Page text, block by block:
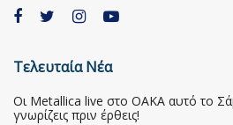
Τελευταία Νέα
Οι Metallica live στο ΟΑΚΑ αυτό το
γνωρίζεις πριν έρθεις!